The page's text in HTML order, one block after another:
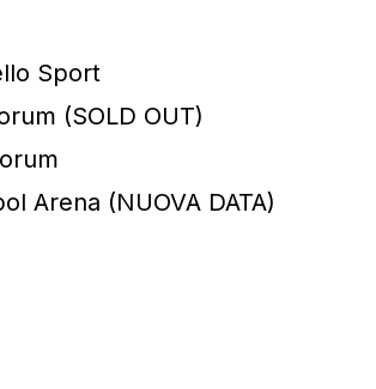
Sport
(SOLD OUT)
Arena (NUOVA DATA)